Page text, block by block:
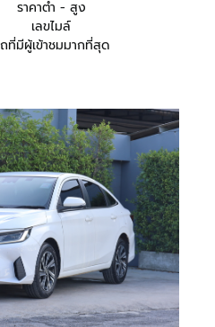
ราคาต่ำ - สูง
เลขไมล์
ที่มีผู้เข้าชมมากที่สุด